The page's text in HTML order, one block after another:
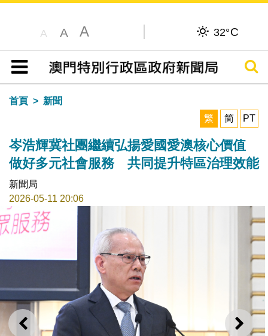
A A A 32°C
目錄
搜尋
首頁
新聞
繁
简 PT
岑浩輝冀社團繼續弘揚愛國愛澳核心價值
做好多元社會服務 共同提升特區治理效能
新聞局
2026-05-11 20:06
上一則 下一